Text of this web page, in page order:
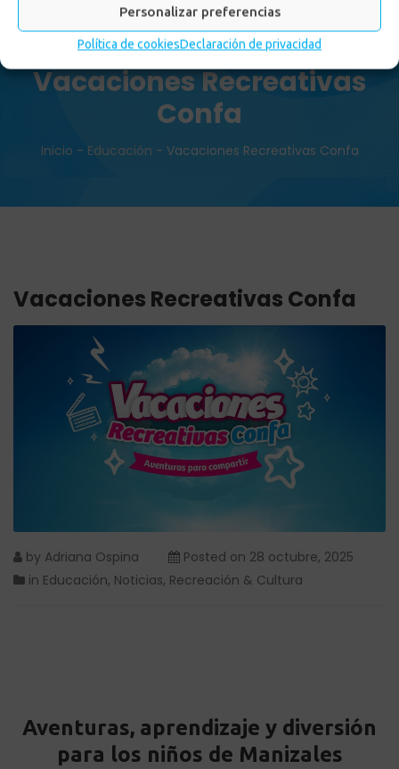
Personalizar preferencias
Política de cookiesDeclaración de privacidad
Vacaciones Recreativas
Confa
Inicio - Educación - Vacaciones Recreativas Confa
Vacaciones Recreativas Confa
by Adriana Ospina Posted on 28 octubre, 2025
in Educación, Noticias, Recreación & Cultura
Aventuras, aprendizaje y diversión
para los niños de Manizales